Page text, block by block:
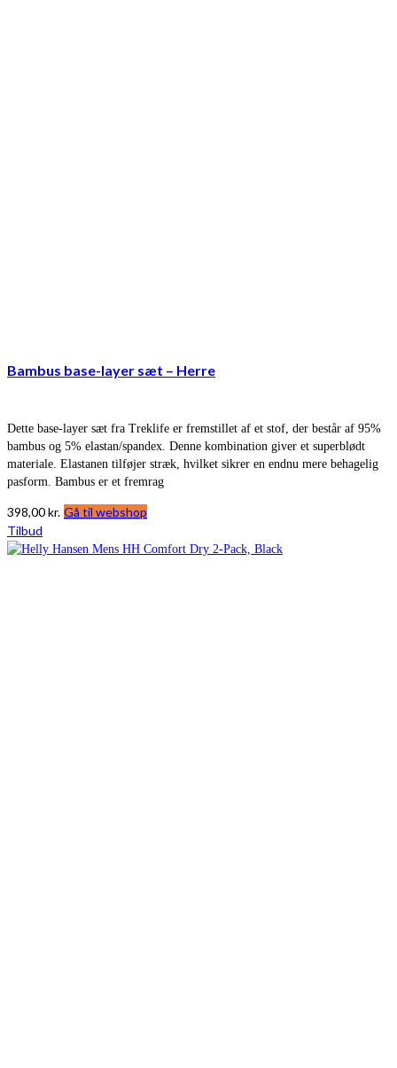
Bambus base-layer sæt – Herre
Dette base-layer sæt fra Treklife er fremstillet af et stof, der består af 95%
bambus og 5% elastan/spandex. Denne kombination giver et superblødt
materiale. Elastanen tilføjer stræk, hvilket sikrer en endnu mere behagelig
pasform. Bambus er et fremrag
398,00kr. Gå til webshop
Tilbud